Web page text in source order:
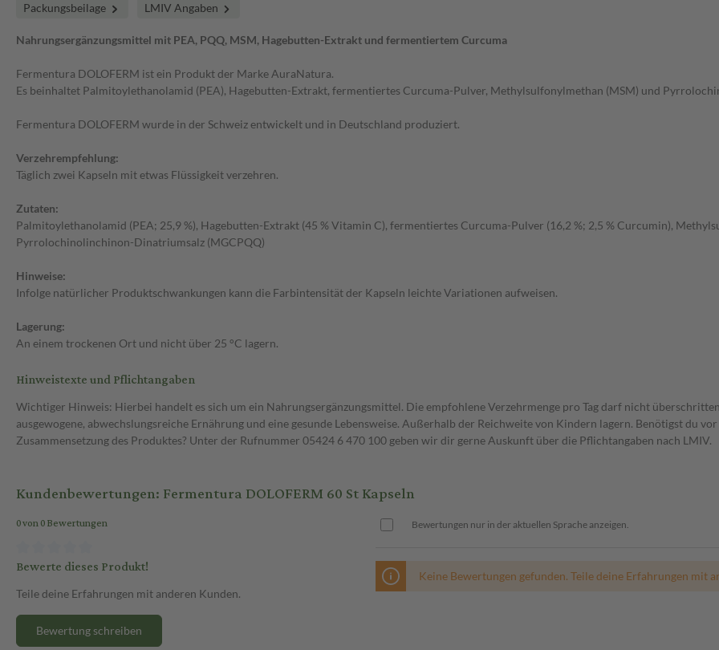
Packungsbeilage LMIV Angaben
Nahrungsergänzungsmittel mit PEA, PQQ, MSM, Hagebutten-Extrakt und fermentiertem Curcuma
Fermentura DOLOFERM ist ein Produkt der Marke AuraNatura.
Es beinhaltet Palmitoylethanolamid (PEA), Hagebutten-Extrakt, fermentiertes Curcuma-Pulver, Methylsulfonylmethan (MSM) und
Fermentura DOLOFERM wurde in der Schweiz entwickelt und in Deutschland produziert.
Verzehrempfehlung:
Täglich zwei Kapseln mit etwas Flüssigkeit verzehren.
Zutaten:
Palmitoylethanolamid (PEA; 25,9 %), Hagebutten-Extrakt (45 % Vitamin C), fermentiertes Curcuma-Pulver (16,2 %; 2,5 % Curcumin),
Pyrrolochinolinchinon-Dinatriumsalz (MGCPQQ)
Hinweise:
Infolge natürlicher Produktschwankungen kann die Farbintensität der Kapseln leichte Variationen aufweisen.
Lagerung:
An einem trockenen Ort und nicht über 25 °C lagern.
Hinweistexte und Pflichtangaben
Wichtiger Hinweis: Hierbei handelt es sich um ein Nahrungsergänzungsmittel. Die empfohlene Verzehrmenge pro Tag darf nicht
ausgewogene, abwechslungsreiche Ernährung und eine gesunde Lebensweise. Außerhalb der Reichweite von Kindern lagern. Benötigst du
Zusammensetzung des Produktes? Unter der Rufnummer 05424 6 470 100 geben wir dir gerne Auskunft über die Pflichtangaben nach LMIV.
Kundenbewertungen: Fermentura DOLOFERM 60 St Kapseln
0 von 0 Bewertungen
Bewerte dieses Produkt!
Teile deine Erfahrungen mit anderen Kunden.
Bewertung schreiben
Bewertungen nur in der aktuellen Sprache anzeigen.
Keine Bewertungen gefunden. Teile deine Erfahrungen mit